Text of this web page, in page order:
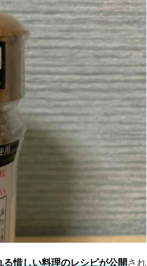
る惜しい料理のレシピが公開され